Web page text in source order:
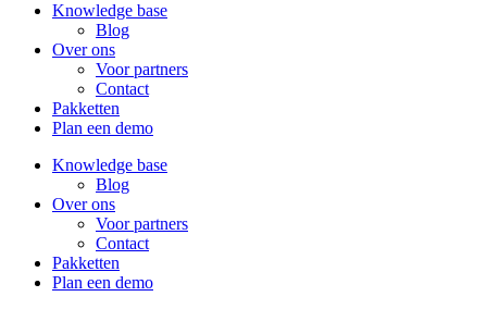
Knowledge base
Blog
Over ons
Voor partners
Contact
Pakketten
Plan een demo
Knowledge base
Blog
Over ons
Voor partners
Contact
Pakketten
Plan een demo